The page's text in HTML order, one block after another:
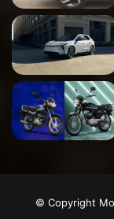
© Copyright